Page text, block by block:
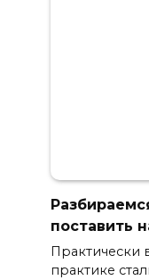
поставить
Практически
практике